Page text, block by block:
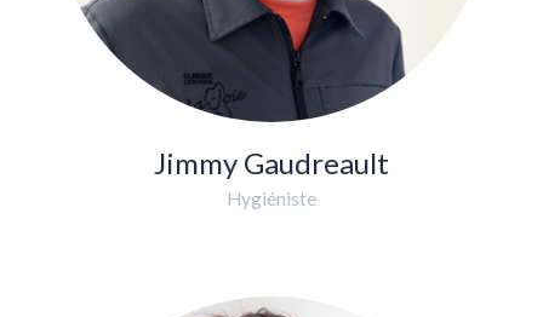
Jimmy Gaudreault
Hygiéniste